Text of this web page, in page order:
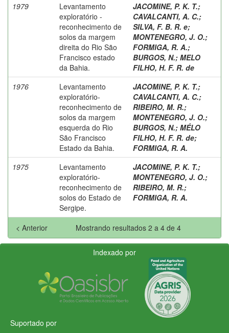
1979
Levantamento
exploratório -
reconhecimento de
solos da margem
direita do Rio São
Francisco estado
da Bahia.
JACOMINE, P. K. T.;
CAVALCANTI, A. C.;
SILVA, F. B. R. e;
MONTENEGRO, J. O.;
FORMIGA, R. A.;
BURGOS, N.; MELO
FILHO, H. F. R. de
1976
Levantamento
exploratório-
reconhecimento de
solos da margem
esquerda do Rio
São Francisco
Estado da Bahia.
JACOMINE, P. K. T.;
CAVALCANTI, A. C.;
RIBEIRO, M. R.;
MONTENEGRO, J. O.;
BURGOS, N.; MÉLO
FILHO, H. F. R. de;
FORMIGA, R. A.
1975
Levantamento
exploratório-
reconhecimento de
solos do Estado de
Sergipe.
JACOMINE, P. K. T.;
MONTENEGRO, J. O.;
RIBEIRO, M. R.;
FORMIGA, R. A.
Mostrando resultados 2 a 4 de 4
< Anterior
Indexado por
Suportado por